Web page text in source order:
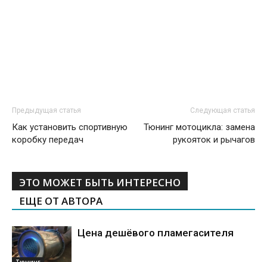
Предыдущая статья
Как установить спортивную
коробку передач
Следующая статья
Тюнинг мотоцикла: замена
рукояток и рычагов
ЭТО МОЖЕТ БЫТЬ ИНТЕРЕСНО
ЕЩЕ ОТ АВТОРА
Цена дешёвого пламегасителя